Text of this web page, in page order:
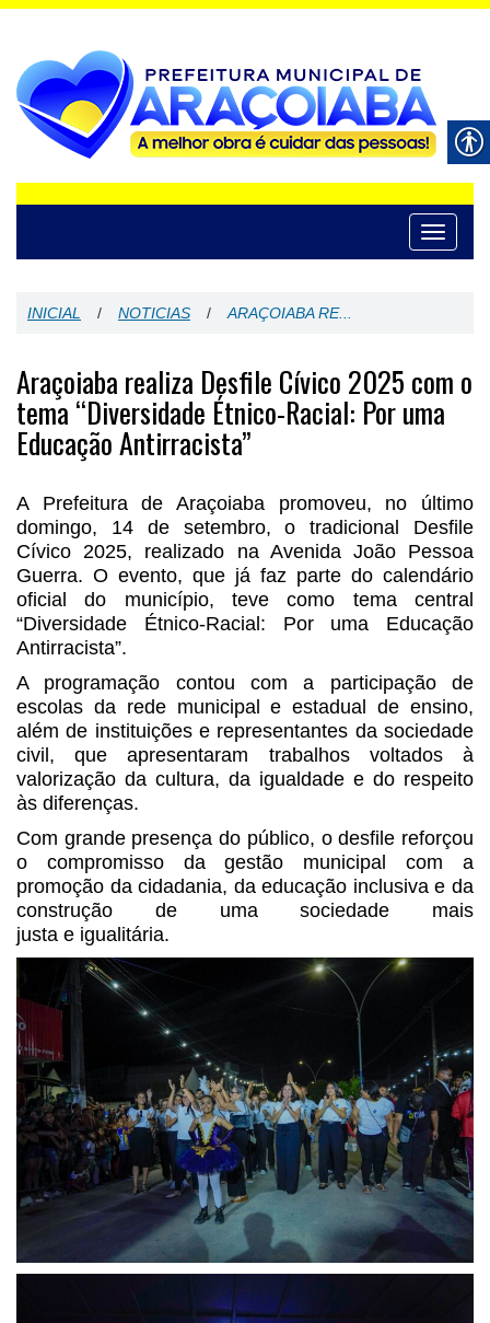
Toggle
INICIAL / NOTICIAS / ARAÇOIABA RE...
Araçoiaba realiza Desfile Cívico 2025 com o
tema “Diversidade Étnico-Racial: Por uma
Educação Antirracista”
A Prefeitura de Araçoiaba promoveu, no último
domingo, 14 de setembro, o tradicional Desfile
Cívico 2025, realizado na Avenida João Pessoa
Guerra. O evento, que já faz parte do calendário
oficial do município, teve como tema central
“Diversidade Étnico-Racial: Por uma Educação
Antirracista”.
A programação contou com a participação de
escolas da rede municipal e estadual de ensino,
além de instituições e representantes da sociedade
civil, que apresentaram trabalhos voltados à
valorização da cultura, da igualdade e do respeito
às diferenças.
Com grande presença do público, o desfile reforçou
o compromisso da gestão municipal com a
promoção da cidadania, da educação inclusiva e da
construção de uma sociedade mais
justa e igualitária.